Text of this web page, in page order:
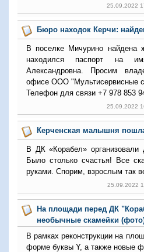
25.09.2022
Бюро находок Керчи:
В поселке Мичурино найдена
находился паспорт на
Александровна. Просим
офисе ООО "Мультисервисные
Телефон для связи +7 978 853
25.09.2022
Керченская малышня
В ДК «Корабел»
Было столько счастья! Все
руками. Спорим, взрослым так
25.09.2022
На площади перед ДК
необычные скамейки
В рамках реконструкции на
форме буквы Y, а также новые